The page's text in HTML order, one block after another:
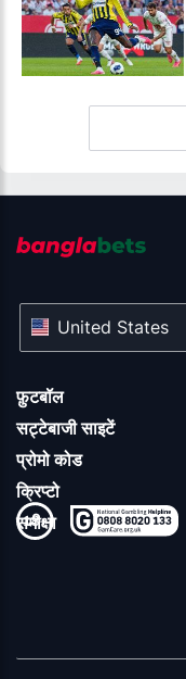
फ़ुटबॉल
सट्टेबाजी साइटें
प्रोमो कोड
क्रिप्टो
समीक्षा
United States